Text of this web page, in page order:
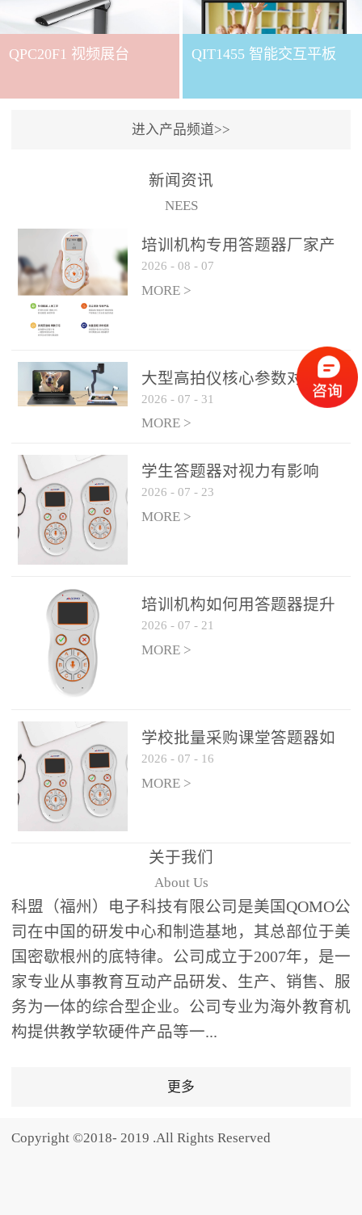
下载QVote授课软件课堂互
动的质量直接影响教学效
果与学生参与度。作为
打造的互动授课软件，
QVote 以 “让每一堂课都充
功能与数据化教学分析，
课堂互动解决方案，重新
定义了师生互动的新模
式。极简操作，轻松融入
教学流程QVote 深谙教师
教学节奏的重要性，采用
念，教师无需复杂培训即
可快速上手。软件支持与
PPT、白板等常用教学工具
几步：打开软件、选择互
动模式、发起互动任务，
整个过程不超过 30 秒，完
美融入正常教学流程，避
免打断课堂连贯性。无论
点讲解互动，还是课后即
时反馈，QVote 都能灵活
适配不同教学环节需求，
让教师专注于教学内容本
身，而非技术操作。多元
热情QVote 提供了丰富的
互动功能矩阵，满足不同
学科、不同教学目标的互
动需求：即时答题：支持
单选题、多选题、判断题
等基础题型，学生通过答
题器快速响应，系统实时
统计答题数据并生成可视
化图表，让教师瞬间掌握
学生知识掌握情况。主观
反馈：包含简答题、观点
阐述等开放式互动，鼓励
学生自由表达思考过程，
培养批判性思维与表达能
功能增加课堂趣味性，同
QPC20F1 视频展台 QIT1455 智能交互平板
进入产品频道>>
新闻资讯
NEES
培训机构专用答题器厂家产
品方案
2026 - 08 - 07
MORE >
大型高拍仪核心参数对比与
选购建议
2026 - 07 - 31
MORE >
学生答题器对视力有影响
吗？
2026 - 07 - 23
MORE >
培训机构如何用答题器提升
学生专注度
2026 - 07 - 21
MORE >
学校批量采购课堂答题器如
何选厂家
2026 - 07 - 16
MORE >
关于我们
About Us
科盟（福州）电子科技有限公司是美国QOMO公
司在中国的研发中心和制造基地，其总部位于美
国密歇根州的底特律。公司成立于2007年，是一
家专业从事教育互动产品研发、生产、销售、服
务为一体的综合型企业。公司专业为海外教育机
构提供教学软硬件产品等一...
更多
Copyright ©2018- 2019 .All Rights Reserved